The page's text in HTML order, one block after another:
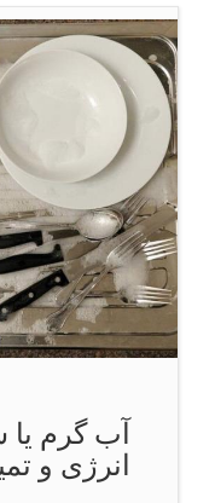
آب گرم یا
انرژی و